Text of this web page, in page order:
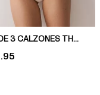
PACK DE 3 CALZONES THONG DE ALGODÓN Y ENCAJE